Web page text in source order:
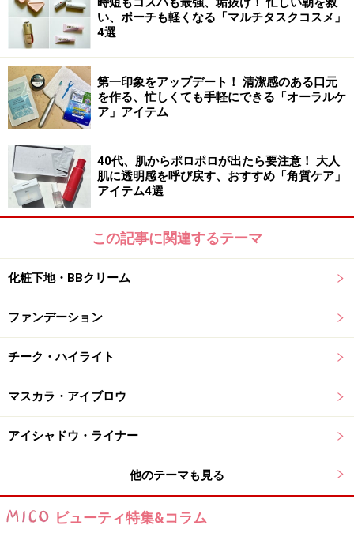
ン」から待望の炭酸泡洗顔料が誕生。高濃度の炭酸泡と
リッチな保湿成分により、透明感あふれる生き生きとし
た肌に洗い上げることができます。毛穴より小さいサイ
ズのマイクロバブル泡を採用しているので、毛穴の奥の
汚れや皮脂もすっきりオフ。
また、濃度の低下を抑えるロングキープ処方を実現し、
洗い流すまでへたることなく、もっちり炭酸泡を堪能で
きます。保湿成分もたっぷりで、洗い上がりはしっと
り。ワンプッシュで濃密炭酸泡が簡単にできるので、泡
立てる時間も必要ありません。時短にもひと役買ってく
ドクターメディオン
スパオキシフォーミングウォッシュ 150g
税込2970円 ※2023年7月26日発売
汚れを落とすだけでなくニキビ予防にも効果的
い、ポーチも軽くなる「マルチタスクコスメ」
4選
第一印象をアップデート！ 清潔感のある口元
を作る、忙しくても手軽にできる「オーラルケ
ア」アイテム
40代、肌からポロポロが出たら要注意！ 大人
肌に透明感を呼び戻す、おすすめ「角質ケア」
アイテム4選
この記事に関連するテーマ
化粧下地・BBクリーム
ファンデーション
チーク・ハイライト
マスカラ・アイブロウ
アイシャドウ・ライナー
他のテーマも見る
ビューティ特集&コラム